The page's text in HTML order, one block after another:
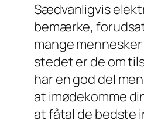
Sædvanligvis
bemærke,
mange
stedet er de om
har en god del
at imødekomme
at fåtal de bedste